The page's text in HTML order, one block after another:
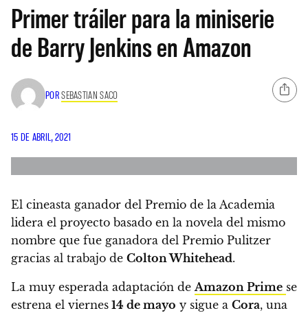
Primer tráiler para la miniserie
de Barry Jenkins en Amazon
PORSEBASTIAN SACO
15 DE ABRIL, 2021
El cineasta ganador del Premio de la Academia
lidera el proyecto basado en la novela del mismo
nombre que fue ganadora del Premio Pulitzer
gracias al trabajo de Colton Whitehead.
La muy esperada adaptación deAmazon Prime se
estrena el viernes 14 de mayo y sigue a Cora, una